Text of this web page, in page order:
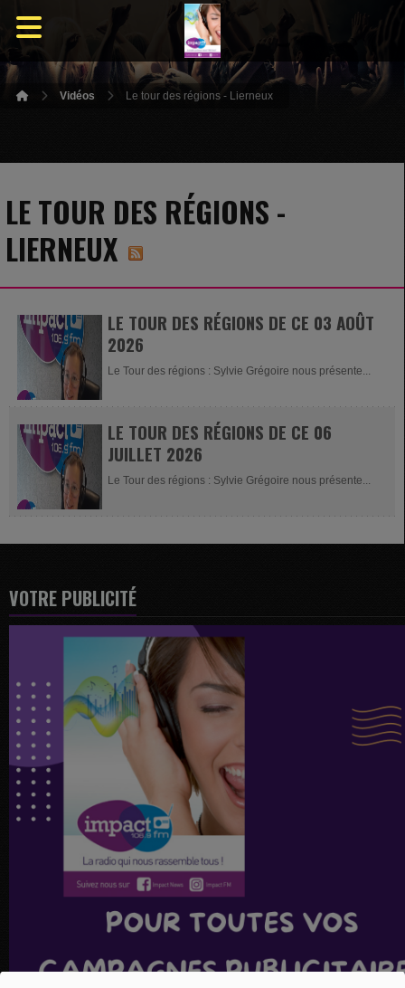
Vidéos Le tour des régions - Lierneux
LE TOUR DES RÉGIONS -
LIERNEUX
LE TOUR DES RÉGIONS DE CE 03 AOÛT
2026
Le Tour des régions : Sylvie Grégoire nous présente...
LE TOUR DES RÉGIONS DE CE 06
JUILLET 2026
Le Tour des régions : Sylvie Grégoire nous présente...
VOTRE PUBLICITÉ